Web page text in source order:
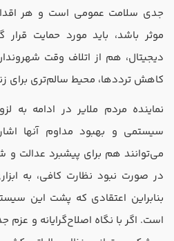
جدی سلامت عمومی است و هر
موثر باشد، باید مورد حمایت
دیجیتال، هم از اتلاف وقت
کاهش ترددها، محیط سالم‌تری برای
نماینده مردم ملایر در ادامه به
سیستمی و بهبود مداوم آنها
می‌توانند هم برای پیشبرد عدالت
در صورت نبود نظارت کافی، به
بنابراین اعتقادی که پشت این
است. اگر با نگاه اصلاح‌گرایانه و